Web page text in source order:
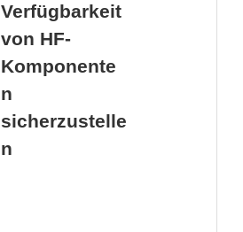
Verfügbarkeit
von HF-
Komponente
n
sicherzustelle
n